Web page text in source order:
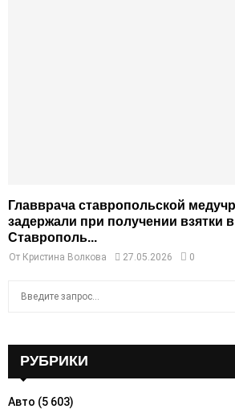
Главврача ставропольской
задержали при получении взятки
Ставрополь...
От Кристина Волкова 27.05.2026 0
o
РУБРИКИ
Авто (5 603)